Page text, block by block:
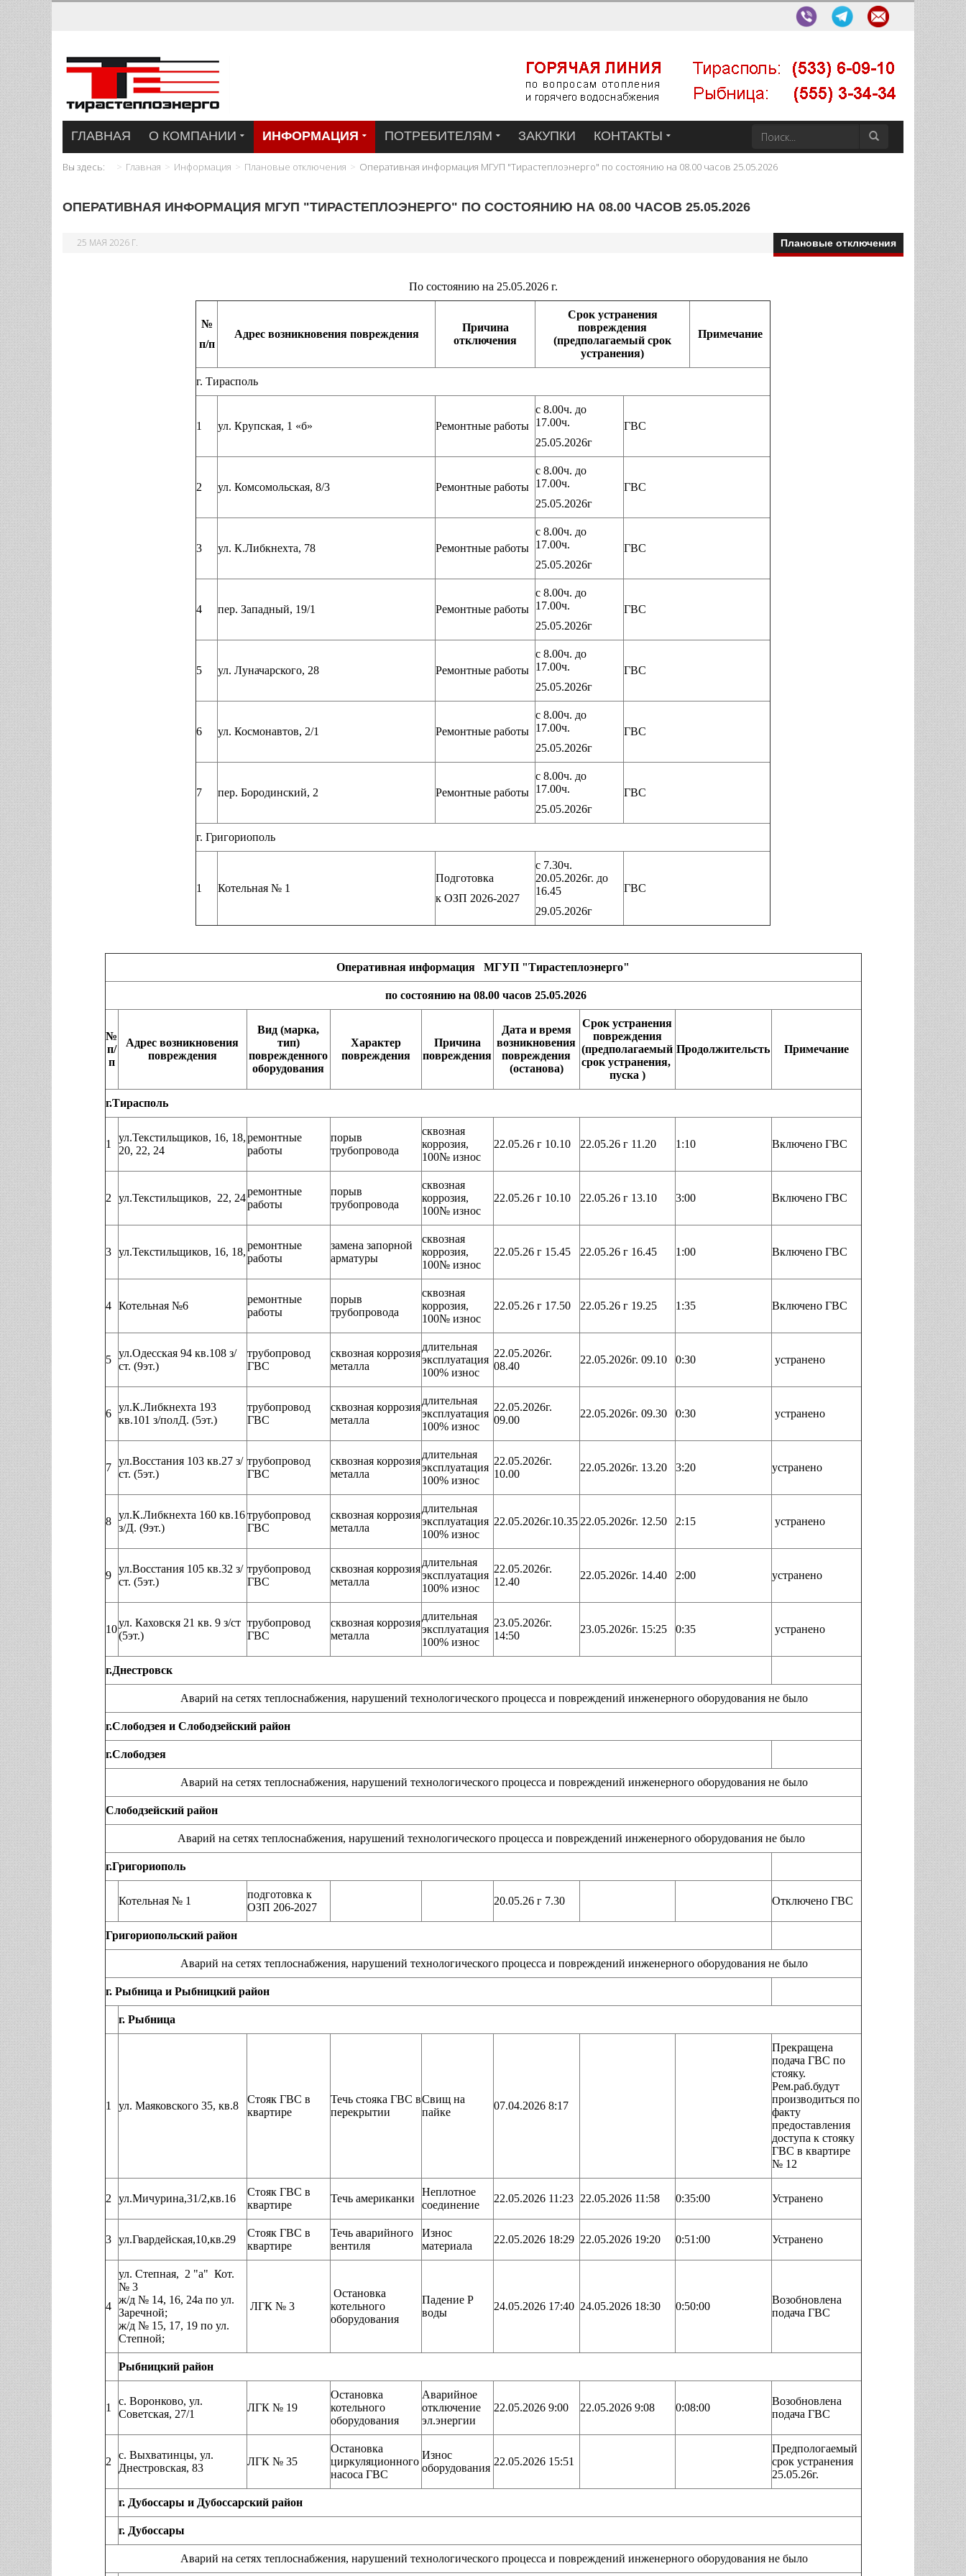
ГЛАВНАЯ О КОМПАНИИ ИНФОРМАЦИЯ ПОТРЕБИТЕЛЯМ ЗАКУПКИ КОНТАКТЫ
Вы здесь: Главная Информация Плановые отключения Оперативная информация МГУП "Тирастеплоэнерго" по состоянию на 08.00 часов 25.05.2026
ОПЕРАТИВНАЯ ИНФОРМАЦИЯ МГУП "ТИРАСТЕПЛОЭНЕРГО" ПО СОСТОЯНИЮ НА 08.00 ЧАСОВ 25.05.2026
Плановые отключения
25 МАЯ 2026 Г.
По состоянию на 25.05.2026 г.
№
п/п
Адрес возникновения повреждения
Причина
отключения
Срок устранения
повреждения
(предполагаемый срок
устранения)
Примечание
г. Тирасполь
1 ул. Крупская, 1 «б» Ремонтные работы
с 8.00ч. до
17.00ч.
25.05.2026г
ГВС
2 ул. Комсомольская, 8/3 Ремонтные работы
с 8.00ч. до
17.00ч.
25.05.2026г
ГВС
3 ул. К.Либкнехта, 78 Ремонтные работы
с 8.00ч. до
17.00ч.
25.05.2026г
ГВС
4 пер. Западный, 19/1 Ремонтные работы
с 8.00ч. до
17.00ч.
25.05.2026г
ГВС
5 ул. Луначарского, 28 Ремонтные работы
с 8.00ч. до
17.00ч.
25.05.2026г
ГВС
6 ул. Космонавтов, 2/1 Ремонтные работы
с 8.00ч. до
17.00ч.
25.05.2026г
ГВС
7 пер. Бородинский, 2 Ремонтные работы
с 8.00ч. до
17.00ч.
25.05.2026г
ГВС
г. Григориополь
1 Котельная № 1
Подготовка
к ОЗП 2026-2027
с 7.30ч.
20.05.2026г. до
16.45
29.05.2026г
ГВС
Оперативная информация МГУП "Тирастеплоэнерго"
по состоянию на 08.00 часов 25.05.2026
№
п/
п
Адрес возникновения
повреждения
Вид (марка,
тип)
поврежденного
оборудования
Характер
повреждения
Причина
повреждения
Дата и время
возникновения
повреждения
(останова)
Срок устранения
повреждения
(предполагаемый
срок устранения,
пуска )
Продолжительсть Примечание
г.Тирасполь
1
ул.Текстильщиков, 16, 18,
20, 22, 24
ремонтные
работы
порыв
трубопровода
сквозная
коррозия,
100№ износ
22.05.26 г 10.10 22.05.26 г 11.20 1:10 Включено ГВС
2 ул.Текстильщиков, 22, 24
ремонтные
работы
порыв
трубопровода
сквозная
коррозия,
100№ износ
22.05.26 г 10.10 22.05.26 г 13.10 3:00 Включено ГВС
3 ул.Текстильщиков, 16, 18,
ремонтные
работы
замена запорной
арматуры
сквозная
коррозия,
100№ износ
22.05.26 г 15.45 22.05.26 г 16.45 1:00 Включено ГВС
4 Котельная №6
ремонтные
работы
порыв
трубопровода
сквозная
коррозия,
100№ износ
22.05.26 г 17.50 22.05.26 г 19.25 1:35 Включено ГВС
5
ул.Одесская 94 кв.108 з/
ст. (9эт.)
трубопровод
ГВС
сквозная коррозия
металла
длительная
эксплуатация
100% износ
22.05.2026г.
08.40
22.05.2026г. 09.10 0:30 устранено
6
ул.К.Либкнехта 193
кв.101 з/полД. (5эт.)
трубопровод
ГВС
сквозная коррозия
металла
длительная
эксплуатация
100% износ
22.05.2026г.
09.00
22.05.2026г. 09.30 0:30 устранено
7
ул.Восстания 103 кв.27 з/
ст. (5эт.)
трубопровод
ГВС
сквозная коррозия
металла
длительная
эксплуатация
100% износ
22.05.2026г.
10.00
22.05.2026г. 13.20 3:20 устранено
8
ул.К.Либкнехта 160 кв.16
з/Д. (9эт.)
трубопровод
ГВС
сквозная коррозия
металла
длительная
эксплуатация
100% износ
22.05.2026г.10.35 22.05.2026г. 12.50 2:15 устранено
9
ул.Восстания 105 кв.32 з/
ст. (5эт.)
трубопровод
ГВС
сквозная коррозия
металла
длительная
эксплуатация
100% износ
22.05.2026г.
12.40
22.05.2026г. 14.40 2:00 устранено
10
ул. Каховскя 21 кв. 9 з/ст
(5эт.)
трубопровод
ГВС
сквозная коррозия
металла
длительная
эксплуатация
100% износ
23.05.2026г.
14:50
23.05.2026г. 15:25 0:35 устранено
г.Днестровск
Аварий на сетях теплоснабжения, нарушений технологического процесса и повреждений инженерного оборудования не было
г.Слободзея и Слободзейский район
г.Слободзея
Аварий на сетях теплоснабжения, нарушений технологического процесса и повреждений инженерного оборудования не было
Слободзейский район
Аварий на сетях теплоснабжения, нарушений технологического процесса и повреждений инженерного оборудования не было
г.Григориополь
Котельная № 1
подготовка к
ОЗП 206-2027
20.05.26 г 7.30 Отключено ГВС
Григориопольский район
Аварий на сетях теплоснабжения, нарушений технологического процесса и повреждений инженерного оборудования не было
г. Рыбница и Рыбницкий район
г. Рыбница
1 ул. Маяковского 35, кв.8
Стояк ГВС в
квартире
Течь стояка ГВС в
перекрытии
Свищ на
пайке
07.04.2026 8:17
Прекращена
подача ГВС по
стояку.
Рем.раб.будут
производиться по
факту
предоставления
доступа к стояку
ГВС в квартире
№ 12
2 ул.Мичурина,31/2,кв.16
Стояк ГВС в
квартире
Течь американки
Неплотное
соединение
22.05.2026 11:23 22.05.2026 11:58 0:35:00 Устранено
3 ул.Гвардейская,10,кв.29
Стояк ГВС в
квартире
Течь аварийного
вентиля
Износ
материала
22.05.2026 18:29 22.05.2026 19:20 0:51:00 Устранено
4
ул. Степная, 2 "а" Кот.
№ 3
ж/д № 14, 16, 24а по ул.
Заречной;
ж/д № 15, 17, 19 по ул.
Степной;
ЛГК № 3
Остановка
котельного
оборудования
Падение Р
воды
24.05.2026 17:40 24.05.2026 18:30 0:50:00
Возобновлена
подача ГВС
Рыбницкий район
1
с. Воронково, ул.
Советская, 27/1
ЛГК № 19
Остановка
котельного
оборудования
Аварийное
отключение
эл.энергии
22.05.2026 9:00 22.05.2026 9:08 0:08:00
Возобновлена
подача ГВС
2
с. Выхватинцы, ул.
Днестровская, 83
ЛГК № 35
Остановка
циркуляционного
насоса ГВС
Износ
оборудования
22.05.2026 15:51
Предпологаемый
срок устранения
25.05.26г.
г. Дубоссары и Дубоссарский район
г. Дубоссары
Аварий на сетях теплоснабжения, нарушений технологического процесса и повреждений инженерного оборудования не было